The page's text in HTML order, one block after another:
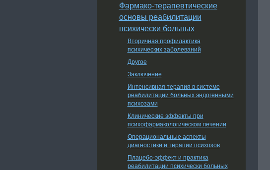
Фармако-терапевтические
основы реабилитации
психически больных
Вторичная профилактика
психических заболеваний
Другое
Заключение
Интенсивная терапия в системе
реабилитации больных эндогенными
психозами
Клинические эффекты при
психофармакологическом лечении
Операциональные аспекты
диагностики и терапии психозов
Плацебо-эффект и практика
реабилитации психически больных